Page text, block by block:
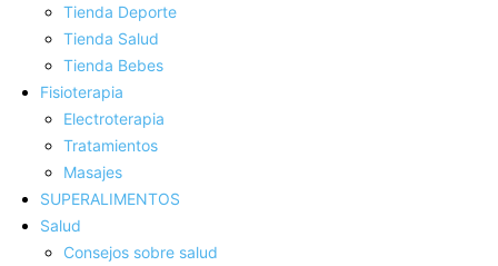
Tienda Deporte
Tienda Salud
Tienda Bebes
Fisioterapia
Electroterapia
Tratamientos
Masajes
SUPERALIMENTOS
Salud
Consejos sobre salud